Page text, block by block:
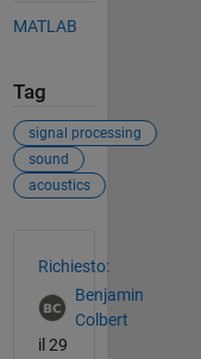
MATLAB
Tag
signal processing
sound
acoustics
Richiesto:
Benjamin
Colbert
il 29